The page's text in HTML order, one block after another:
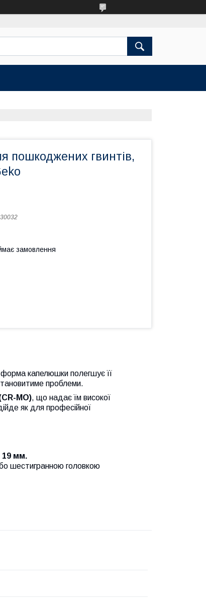
пошкоджених гвинтів,
замовлення
капелюшки полегшує її
проблеми.
MO), що надає їм високої
як для професійної
19 мм.
шестигранною головкою